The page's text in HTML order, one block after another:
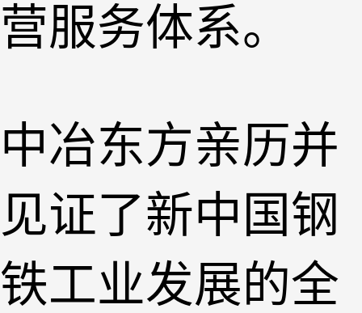
营服务体系。
中冶东方亲历并
见证了新中国钢
铁工业发展的全